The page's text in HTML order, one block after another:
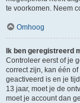
te voorkomen. Neem
Omhoog
Ik ben geregistreerd
Controleer eerst of je
correct zijn, kan één
geactiveerd is en je
13 jaar, moet je de
moet je account dan